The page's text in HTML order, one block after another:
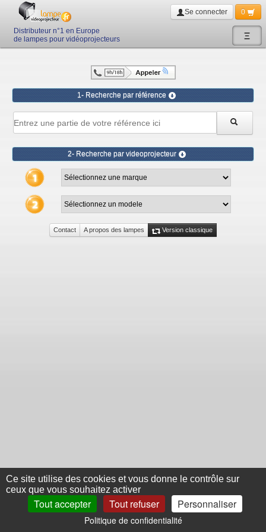
Ξ
Distributeur n°1 en Europe
de lampes pour vidéoprojecteurs
Se connecter 0
1- Recherche par référence
2- Recherche par videoprojecteur
Contact A propos des lampes Version classique
Ce site utilise des cookies et vous donne le contrôle sur
ceux que vous souhaitez activer
Tout accepter Tout refuser Personnaliser
Politique de confidentialité